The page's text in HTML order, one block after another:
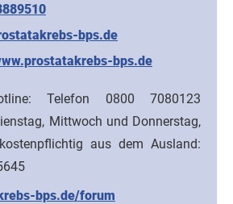
bps.de
bps.de
Telefon 0800 7080123
Mittwoch und Donnerstag,
aus dem Ausland:
bps.de/forum